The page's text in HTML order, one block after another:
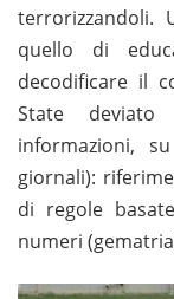
quello di
decodificare il
State
informazioni,
giornali):
di regole
numeri